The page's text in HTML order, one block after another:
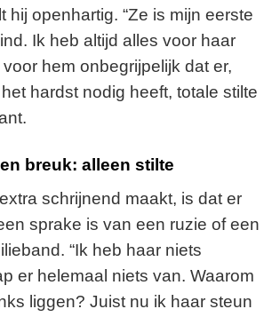
hij openhartig. “Ze is mijn eerste
Ik heb altijd alles voor haar
hem onbegrijpelijk dat er,
hardst nodig heeft, totale stilte
breuk: alleen stilte
schrijnend maakt, is dat er
sprake is van een ruzie of een
“Ik heb haar niets
er helemaal niets van. Waarom
liggen? Juist nu ik haar steun